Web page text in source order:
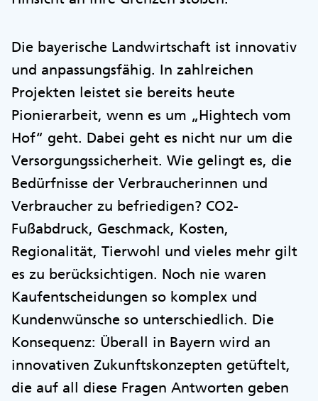
Die bayerische Landwirtschaft ist innovativ
und anpassungsfähig. In zahlreichen
Projekten leistet sie bereits heute
Pionierarbeit, wenn es um „Hightech vom
Hof“ geht. Dabei geht es nicht nur um die
Versorgungssicherheit. Wie gelingt es, die
Bedürfnisse der Verbraucherinnen und
Verbraucher zu befriedigen? CO2-
Fußabdruck, Geschmack, Kosten,
Regionalität, Tierwohl und vieles mehr gilt
es zu berücksichtigen. Noch nie waren
Kaufentscheidungen so komplex und
Kundenwünsche so unterschiedlich. Die
Konsequenz: Überall in Bayern wird an
innovativen Zukunftskonzepten getüftelt,
die auf all diese Fragen Antworten geben